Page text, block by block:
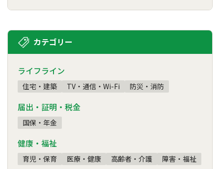
カテゴリー
ライフライン
住宅・建築 TV・通信・Wi-Fi 防災・消防
届出・証明・税金
国保・年金
健康・福祉
育児・保育 医療・健康 高齢者・介護 障害・福祉